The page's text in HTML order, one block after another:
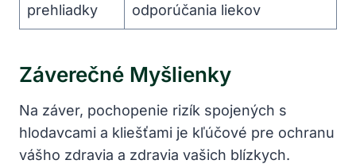
prehliadky
odporúčania liekov
Záverečné Myšlienky
Na záver, ‌pochopenie rizík spojených s
hlodavcami⁤ a kliešťami je kľúčové pre ochranu
vášho ⁢zdravia a zdravia vašich ⁤blízkych.